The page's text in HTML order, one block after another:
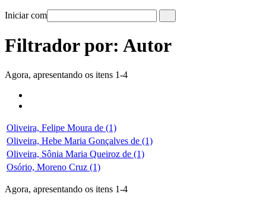
Iniciar com
Filtrador por: Autor
Agora, apresentando os itens 1-4
Oliveira, Felipe Moura de (1)
Oliveira, Hebe Maria Gonçalves de (1)
Oliveira, Sônia Maria Queiroz de (1)
Osório, Moreno Cruz (1)
Agora, apresentando os itens 1-4